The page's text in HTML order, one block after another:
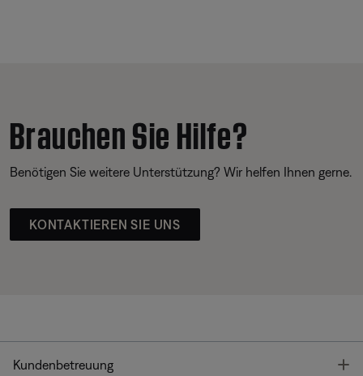
Brauchen Sie Hilfe?
Benötigen Sie weitere Unterstützung? Wir helfen Ihnen gerne.
KONTAKTIEREN SIE UNS
Kundenbetreuung